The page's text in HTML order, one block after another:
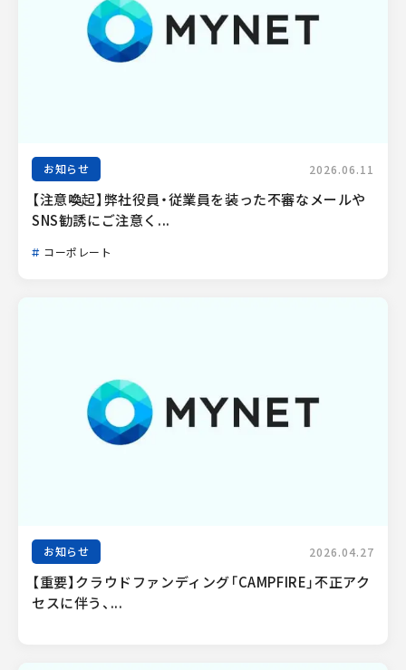
お知らせ 2026.06.11
【注意喚起】弊社役員・従業員を装った不審なメールや
SNS勧誘にご注意く...
コーポレート
お知らせ 2026.04.27
【重要】クラウドファンディング「CAMPFIRE」不正アク
セスに伴う、...